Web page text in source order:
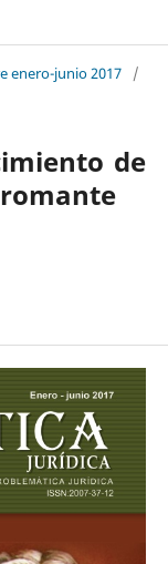
enero-junio 2017
/
de